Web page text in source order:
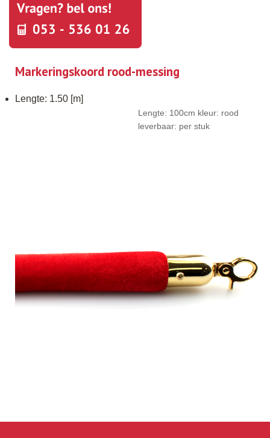
Markeringskoord rood-messing
Lengte: 1.50 [m]
Lengte: 100cm kleur: rood
leverbaar: per stuk